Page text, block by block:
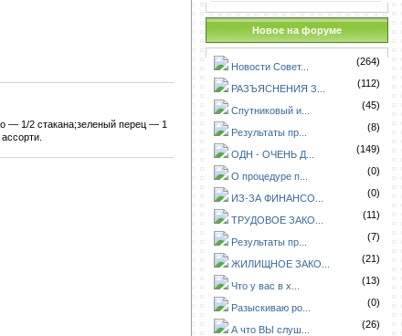
— 1/2 стакана;зеленый перец — 1
Новое на форуме
Новости Совет... (264)
РАЗЪЯСНЕНИЯ З... (112)
Спутниковый и... (45)
Результаты пр... (8)
ОДН - ОЧЕНЬ Д... (149)
О процедуре п... (0)
ИЗ-ЗА ФИНАНСО... (0)
ТРУДОВОЕ ЗАКО... (11)
Результаты пр... (7)
ЖИЛИЩНОЕ ЗАКО... (21)
Что у вас в х... (13)
Разыскиваю ро... (0)
А что ВЫ слуш... (26)